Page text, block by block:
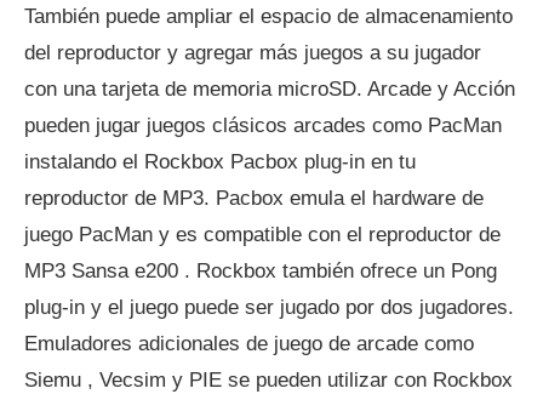
También puede ampliar el espacio de almacenamiento
del reproductor y agregar más juegos a su jugador
con una tarjeta de memoria microSD. Arcade y Acción
pueden jugar juegos clásicos arcades como PacMan
instalando el Rockbox Pacbox plug-in en tu
reproductor de MP3. Pacbox emula el hardware de
juego PacMan y es compatible con el reproductor de
MP3 Sansa e200 . Rockbox también ofrece un Pong
plug-in y el juego puede ser jugado por dos jugadores.
Emuladores adicionales de juego de arcade como
Siemu , Vecsim y PIE se pueden utilizar con Rockbox